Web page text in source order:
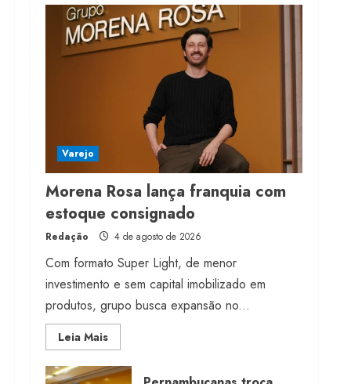
milhões de receita em
2026
4 de agosto de 2026
Projeto testa passaporte
digital na moda nacional
4 de agosto de 2026
Varejo
Morena Rosa lança franquia com
estoque consignado
Redação 4 de agosto de 2026
Com formato Super Light, de menor
investimento e sem capital imobilizado em
produtos, grupo busca expansão no...
Leia MaisRead
more
Morena
Rosa